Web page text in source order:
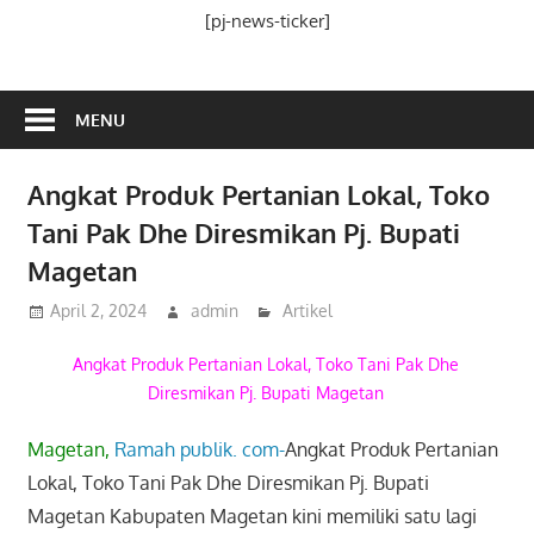
[pj-news-ticker]
MENU
Angkat Produk Pertanian Lokal, Toko
Tani Pak Dhe Diresmikan Pj. Bupati
Magetan
April 2, 2024 admin Artikel
Angkat Produk Pertanian Lokal, Toko Tani Pak Dhe
Diresmikan Pj. Bupati Magetan
Magetan, Ramah publik. com-Angkat Produk Pertanian
Lokal, Toko Tani Pak Dhe Diresmikan Pj. Bupati
Magetan Kabupaten Magetan kini memiliki satu lagi